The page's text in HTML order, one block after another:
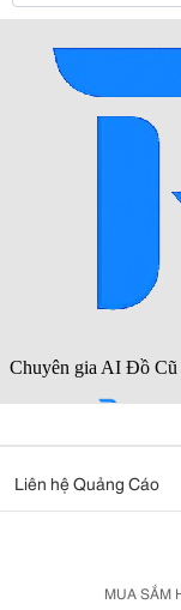
Liên hệ Quảng Cáo
MUA SẮM